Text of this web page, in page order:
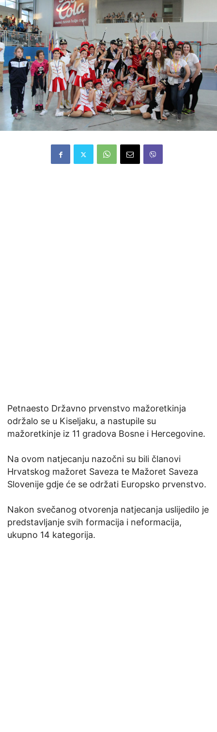
Petnaesto Državno prvenstvo mažoretkinja
održalo se u Kiseljaku, a nastupile su
mažoretkinje iz 11 gradova Bosne i Hercegovine.
Na ovom natjecanju nazočni su bili članovi
Hrvatskog mažoret Saveza te Mažoret Saveza
Slovenije gdje će se održati Europsko prvenstvo.
Nakon svečanog otvorenja natjecanja uslijedilo je
predstavljanje svih formacija i neformacija,
ukupno 14 kategorija.